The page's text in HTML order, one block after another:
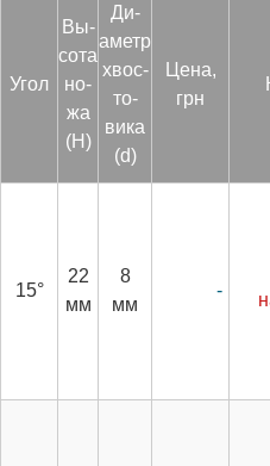
Угол
Вы­
сота
но­
жа
(H)
Ди­
аметр
хвос­
то­
вика
(d)
Цена,
грн
15°
22
мм
8
мм
-